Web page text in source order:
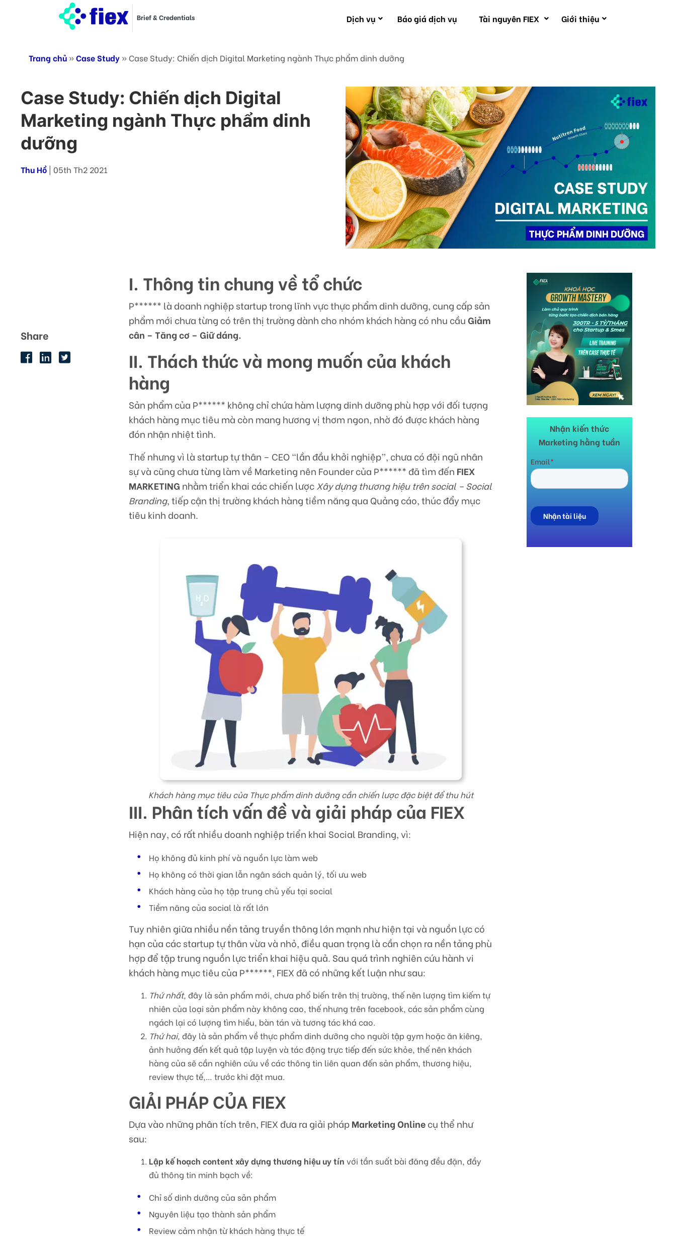
Brief & Credentials Dịch vụ Báo giá dịch vụ Tài nguyên FIEX Giới thiệu
Trang chủ »Case Study » Case Study: Chiến dịch Digital Marketing ngành Thực phẩm dinh dưỡng
Case Study: Chiến dịch Digital
Marketing ngành Thực phẩm dinh
dưỡng
Thu Hồ | 05th Th2 2021
Share
I. Thông tin chung về tổ chức
P****** là doanh nghiệp startup trong lĩnh vực thực phẩm dinh dưỡng, cung cấp sản
phẩm mới chưa từng có trên thị trường dành cho nhóm khách hàng có nhu cầuGiảm
cân – Tăng cơ – Giữ dáng.
II. Thách thức và mong muốn của khách
hàng
Sản phẩm của P****** không chỉ chứa hàm lượng dinh dưỡng phù hợp với đối tượng
khách hàng mục tiêu mà còn mang hương vị thơm ngon, nhờ đó được khách hàng
đón nhận nhiệt tình.
Thế nhưng vì là startup tự thân – CEO “lần đầu khởi nghiệp”, chưa có đội ngũ nhân
sự và cũng chưa từng làm về Marketing nên Founder của P****** đã tìm đến FIEX
MARKETING nhằm triển khai các chiến lượcXây dựng thương hiệu trên social – Social
Branding, tiếp cận thị trường khách hàng tiềm năng qua Quảng cáo, thúc đẩy mục
tiêu kinh doanh.
Khách hàng mục tiêu của Thực phẩm dinh dưỡng cần chiến lược đặc biệt để thu hút
III. Phân tích vấn đề và giải pháp của FIEX
Hiện nay, có rất nhiều doanh nghiệp triển khai Social Branding, vì:
Họ không đủ kinh phí và nguồn lực làm web
Họ không có thời gian lẫn ngân sách quản lý, tối ưu web
Khách hàng của họ tập trung chủ yếu tại social
Tiềm năng của social là rất lớn
Tuy nhiên giữa nhiều nền tảng truyền thông lớn mạnh như hiện tại và nguồn lực có
hạn của các startup tự thân vừa và nhỏ, điều quan trọng là cần chọn ra nền tảng phù
hợp để tập trung nguồn lực triển khai hiệu quả. Sau quá trình nghiên cứu hành vi
khách hàng mục tiêu của P******, FIEX đã có những kết luận như sau:
Thứ nhất, đây là sản phẩm mới, chưa phổ biến trên thị trường, thế nên lượng tìm kiếm tự
nhiên của loại sản phẩm này không cao, thế nhưng trên facebook, các sản phẩm cùng
ngách lại có lượng tìm hiểu, bàn tán và tương tác khá cao.
Thứ hai, đây là sản phẩm về thực phẩm dinh dưỡng cho người tập gym hoặc ăn kiêng,
ảnh hưởng đến kết quả tập luyện và tác động trực tiếp đến sức khỏe, thế nên khách
hàng của sẽ cần nghiên cứu về các thông tin liên quan đến sản phẩm, thương hiệu,
review thực tế,… trước khi đặt mua.
GIẢI PHÁP CỦA FIEX
Dựa vào những phân tích trên, FIEX đưa ra giải phápMarketing Onlinecụ thể như
sau:
Lập kế hoạch content xây dựng thương hiệu uy tín với tần suất bài đăng đều đặn, đầy
đủ thông tin minh bạch về:
Chỉ số dinh dưỡng của sản phẩm
Nguyên liệu tạo thành sản phẩm
Review cảm nhận từ khách hàng thực tế
Nhận kiến thức
Marketing hằng tuần